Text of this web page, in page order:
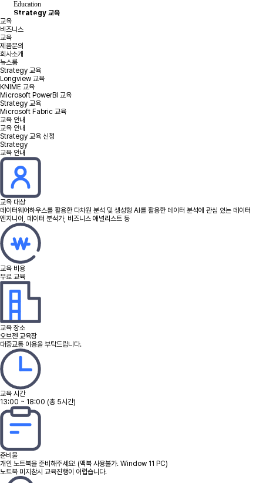
Education
Strategy 교육
교육
비즈니스
교육
제품문의
회사소개
뉴스룸
Strategy 교육
Longview 교육
KNIME 교육
Microsoft PowerBI 교육
Strategy 교육
Microsoft Fabric 교육
교육 안내
교육 안내
Strategy 교육 신청
Strategy
교육 안내
교육 대상
데이터웨어하우스를 활용한 다차원 분석 및 생성형 AI를 활용한 데이터 분석에 관심 있는 데이터
엔지니어, 데이터 분석가, 비즈니스 애널리스트 등
교육 비용
무료 교육
교육 장소
오브젠 교육장
대중교통 이용을 부탁드립니다.
교육 시간
13:00 ~ 18:00 (총 5시간)
준비물
개인 노트북을 준비해주세요! (맥북 사용불가. Window 11 PC)
노트북 미지참시 교육진행이 어렵습니다.